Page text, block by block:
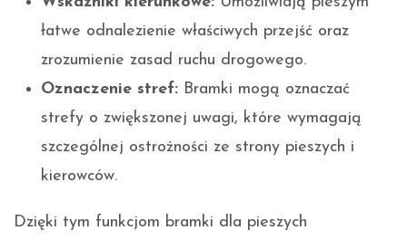
łatwe odnalezienie właściwych przejść oraz
zrozumienie zasad ruchu drogowego.
Oznaczenie stref: Bramki mogą oznaczać
strefy o zwiększonej uwagi, które wymagają
szczególnej ostrożności ze strony pieszych i
kierowców.
Dzięki tym funkcjom bramki dla pieszych